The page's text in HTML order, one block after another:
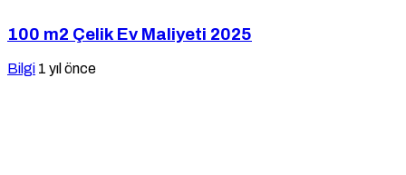
100 m2 Çelik Ev Maliyeti 2025
Bilgi 1 yıl önce